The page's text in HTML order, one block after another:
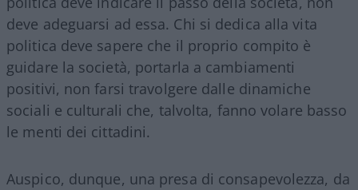
deve adeguarsi ad essa. Chi si dedica alla vita
politica deve sapere che il proprio compito è
guidare la società, portarla a cambiamenti
positivi, non farsi travolgere dalle dinamiche
sociali e culturali che, talvolta, fanno volare basso
le menti dei cittadini.
Auspico, dunque, una presa di consapevolezza, da